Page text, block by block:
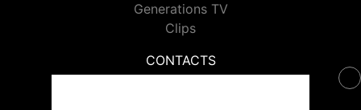
Generations TV
Clips
CONTACTS
Contacter Generations